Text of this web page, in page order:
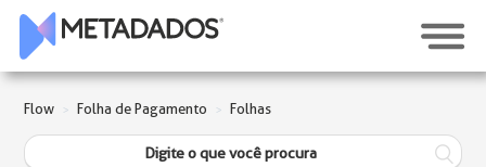
Flow Folha de Pagamento Folhas